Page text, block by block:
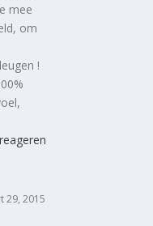
mee
om
!
29, 2015